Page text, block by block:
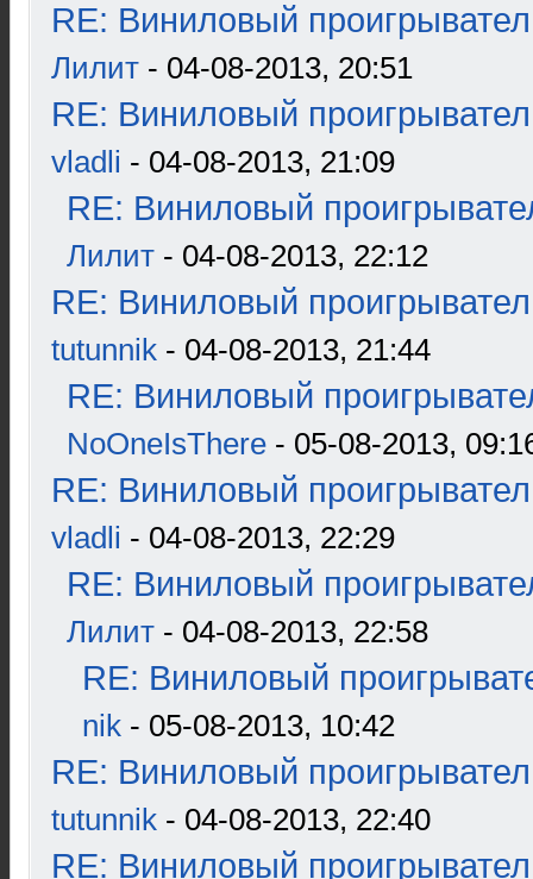
RE: Виниловый
Лилит - 04-08-2013, 20:51
RE: Виниловый
vladli - 04-08-2013, 21:09
RE: Виниловый
Лилит - 04-08-2013, 22:12
RE: Виниловый
tutunnik - 04-08-2013, 21:44
RE: Виниловый
NoOneIsThere - 05-08-2013,
RE: Виниловый
vladli - 04-08-2013, 22:29
RE: Виниловый
Лилит - 04-08-2013, 22:58
RE: Виниловый
nik - 05-08-2013, 10:42
RE: Виниловый
tutunnik - 04-08-2013, 22:40
RE: Виниловый